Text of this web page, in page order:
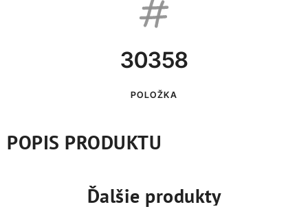
30358
POLOŽKA
POPIS PRODUKTU
Ďalšie produkty